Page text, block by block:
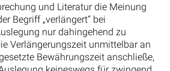
und Literatur die Meinung
Begriff „verlängert“ bei
nur dahingehend zu
Verlängerungszeit unmittelbar an
Bewährungszeit anschließe,